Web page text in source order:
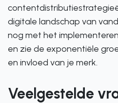
digitale landschap van
nog met het
en zie de exponentiële
en invloed van je merk.
Veelgestelde